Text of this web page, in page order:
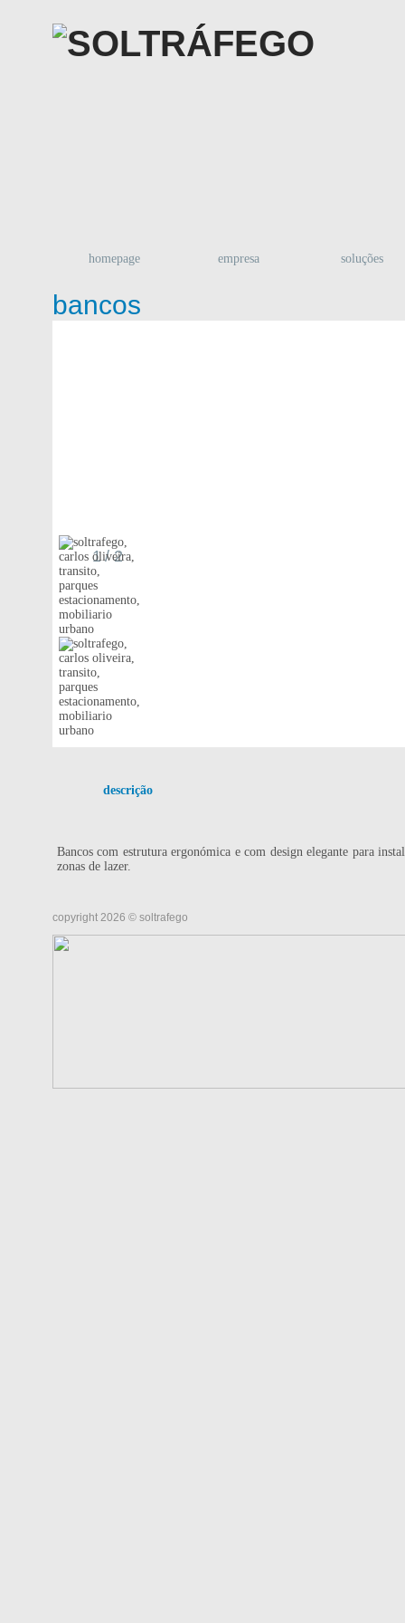
homepage empresa soluções
bancos
1 / 2
descrição
Bancos com estrutura ergonómica e com design elegante para
zonas de lazer.
copyright 2026 © soltrafego